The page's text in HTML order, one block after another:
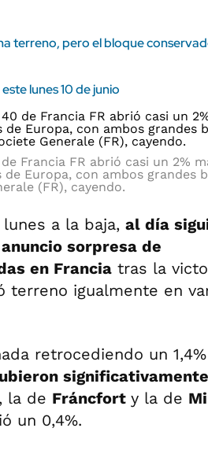
terreno, pero el bloque
lunes 10 de junio
Francia FR abrió casi un 2%
Europa, con ambos grandes
(FR), cayendo.
a la baja, al día
sorpresa de
en Francia tras la
terreno igualmente en
retrocediendo un
significativamente
la de Fráncfort y la de
un 0,4%.